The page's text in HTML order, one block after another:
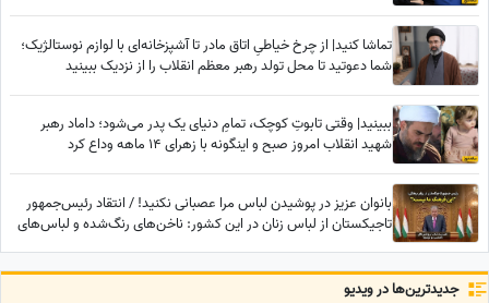
تماشا کنید| از چرخ خیاطیِ اتاق مادر تا آشپزخانه‌ای با لوازم نوستالژیک؛
شما دعوتید تا محل تولد رهبر معظم انقلاب را از نزدیک ببینید
ببینید| وقتی تابوتِ کوچک، تمامِ دنیای یک پدر می‌شود؛ داماد رهبر
شهید انقلاب امروز صبح و اینگونه با زهرای 14 ماهه وداع کرد
بانوان عزیز در پوشیدن لباس مرا عصبانی نکنید! / انتقاد رئیس‌جمهور
تاجیکستان از لباس زنان در این کشور: ناخن‌های رنگ‌شده و لباس‌های
جدید‌ترین‌ها در ویدیو